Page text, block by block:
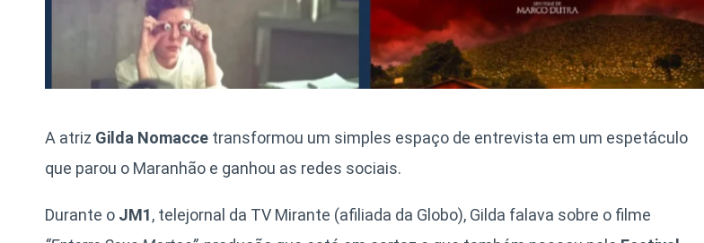
A atriz Gilda Nomacce transformou um simples espaço de entrevista em um espetáculo
que parou o Maranhão e ganhou as redes sociais.
Durante o JM1, telejornal da TV Mirante (afiliada da Globo), Gilda falava sobre o filme